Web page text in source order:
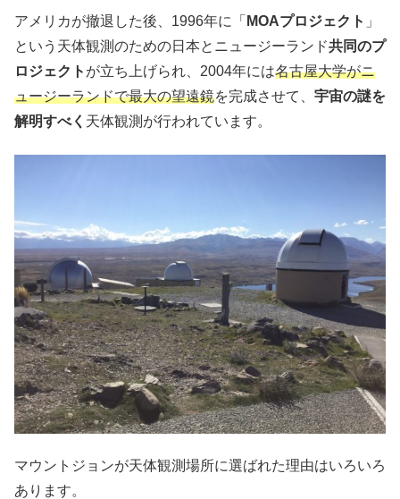
アメリカが撤退した後、1996年に「 MOAプロジェクト 」
という天体観測のための日本とニュージーランド共同のプ
ロジェクト が立ち上げられ、2004年には名古屋大学がニ
ュージーランドで最大の望遠鏡を完成させて、 宇宙の謎を
解明すべく 天体観測が行われています。
マウントジョンが天体観測場所に選ばれた理由はいろいろ
あります。